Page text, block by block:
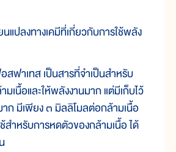
นแปลงทางเคมีที่เกี่ยวกับการใช้พลัง
สฟาเทส เป็นสารที่จำเป็นสำหรับ
มเนื้อและให้พลังงานมาก แต่มีเก็บไว้
าก มีเพียง ๓ มิลลิโมลต่อกล้ามเนื้อ
สำหรับการหดตัวของกล้ามเนื้อ ได้